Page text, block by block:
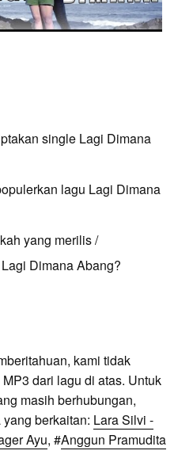
single Lagi Dimana
lagu Lagi Dimana
yang merilis /
Dimana Abang?
kami tidak
dari lagu di atas. Untuk
masih berhubungan,
berkaitan: Lara Silvi -
Ayu, #Anggun Pramudita